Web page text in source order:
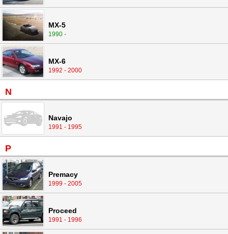
MX-5
1990 -
MX-6
1992 - 2000
N
Navajo
1991 - 1995
P
Premacy
1999 - 2005
Proceed
1991 - 1996